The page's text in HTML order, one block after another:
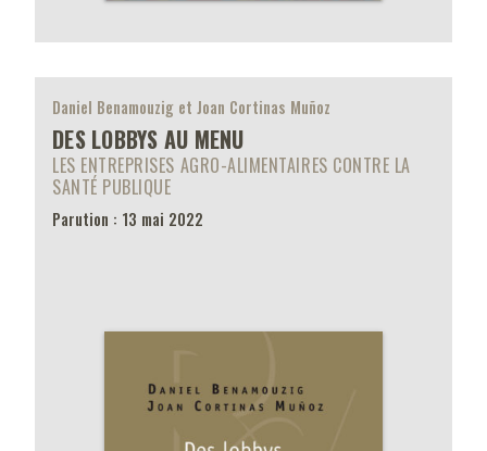
Daniel Benamouzig et Joan Cortinas Muñoz
DES LOBBYS AU MENU
LES ENTREPRISES AGRO-ALIMENTAIRES CONTRE LA
SANTÉ PUBLIQUE
Parution : 13 mai 2022